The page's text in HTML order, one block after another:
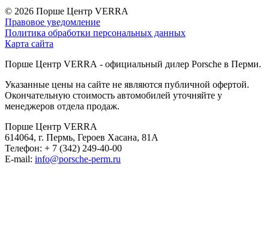
© 2026 Порше Центр VERRA
Правовое уведомление
Политика обработки персональных данных
Карта сайта
Порше Центр VERRA - официальный дилер Porsche в Перми.
Указанные цены на сайте не являются публичной офертой.
Окончательную стоимость автомобилей уточняйте у
менеджеров отдела продаж.
Порше Центр VERRA
614064, г. Пермь, Героев Хасана, 81А
Телефон: + 7 (342) 249-40-00
E-mail: info@porsche-perm.ru